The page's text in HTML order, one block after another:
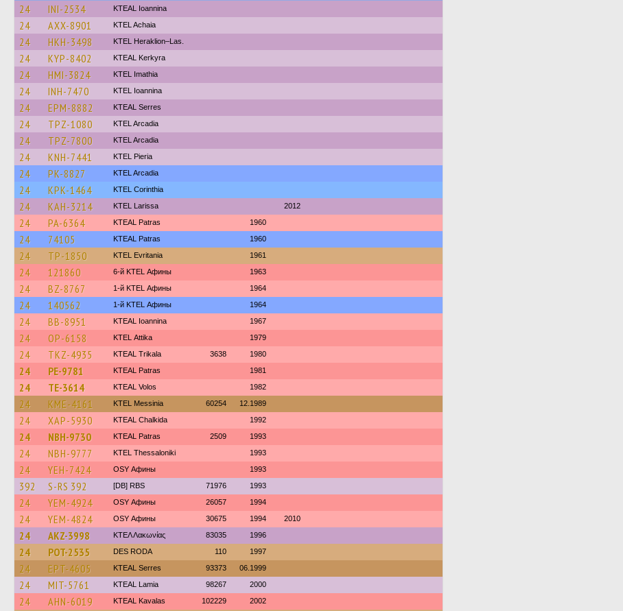
24 INI-2534 KTEAL Ioannina
24 AXX-8901 KTEL Achaia
24 HKH-3498 KTEL Heraklion–Las.
24 KYP-8402 KTEAL Kerkyra
24 HMI-3824 KTEL Imathia
24 INH-7470 KTEL Ioannina
24 EPM-8882 KTEAL Serres
24 TPZ-1080 KTEL Arcadia
24 TPZ-7800 KTEL Arcadia
24 KNH-7441 KTEL Pieria
24 PK-8827 KTEL Arcadia
24 KPK-1464 KTEL Corinthia
24 KAH-3214 KTEL Larissa 2012
24 PA-6364 KTEAL Patras 1960
24 74105 KTEAL Patras 1960
24 TP-1850 ΚΤΕL Evritania 1961
24 121860 6-й KTEL Афины 1963
24 BZ-8767 1-й KTEL Афины 1964
24 140562 1-й KTEL Афины 1964
24 BB-8951 KTEAL Ioannina 1967
24 OP-6158 KΤΕL Αttika 1979
24 TKZ-4935 KTEAL Trikala 3638 1980
24 PE-9781 KTEAL Patras 1981
24 TE-3614 KTEAL Volos 1982
24 KME-4161 KTEL Messinia 60254 12.1989
24 XAP-5930 KTEAL Chalkida 1992
24 NBH-9730 KTEAL Patras 2509 1993
24 NBH-9777 KTEL Thessaloniki 1993
24 YEH-7424 OSY Афины 1993
392 S-RS 392 [DB] RBS 71976 1993
24 YEM-4924 OSY Афины 26057 1994
24 YEM-4824 OSY Афины 30675 1994 2010
24 AKZ-3998 ΚΤΕΛ Λακωνίας 83035 1996
24 POT-2535 DES RODA 110 1997
24 EPT-4605 KTEAL Serres 93373 06.1999
24 MIT-5761 KTEAL Lamia 98267 2000
24 AHN-6019 KTEAL Kavalas 102229 2002